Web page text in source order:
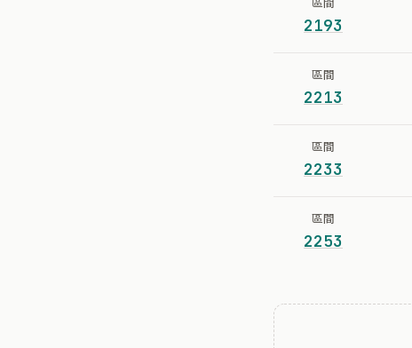
2193
區間
2213
區間
2233
區間
2253